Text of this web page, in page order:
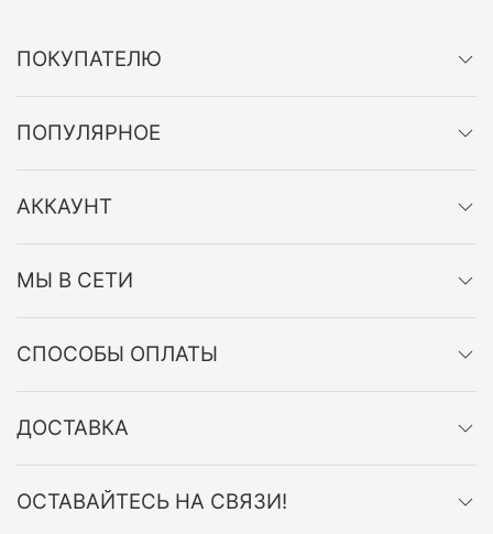
ПОКУПАТЕЛЮ
ПОПУЛЯРНОЕ
АККАУНТ
МЫ В СЕТИ
СПОСОБЫ ОПЛАТЫ
ДОСТАВКА
ОСТАВАЙТЕСЬ НА СВЯЗИ!